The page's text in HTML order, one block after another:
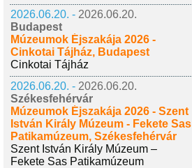
2026.06.20. - 2026.06.20.
Budapest
Múzeumok Éjszakája 2026 -
Cinkotai Tájház, Budapest
Cinkotai Tájház
2026.06.20. - 2026.06.20.
Székesfehérvár
Múzeumok Éjszakája 2026 - Szent
István Király Múzeum - Fekete Sas
Patikamúzeum, Székesfehérvár
Szent István Király Múzeum –
Fekete Sas Patikamúzeum